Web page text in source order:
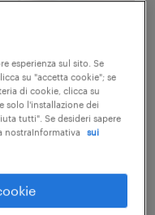
esperienza sul sito. Se
su "accetta cookie"; se
di cookie, clicca su
solo l'installazione dei
tutti". Se desideri sapere
nostraInformativa
sui